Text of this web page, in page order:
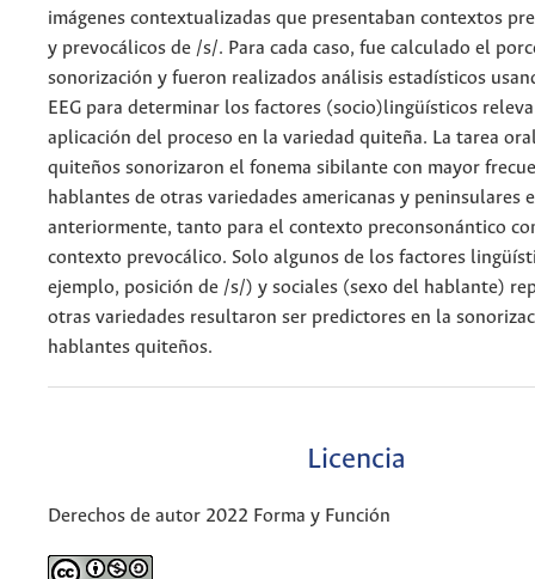
imágenes contextualizadas que presentaban contextos
y prevocálicos de /s/. Para cada caso, fue calculado el
sonorización y fueron realizados análisis estadísticos
EEG para determinar los factores (socio)lingüísticos
aplicación del proceso en la variedad quiteña. La tarea
quiteños sonorizaron el fonema sibilante con mayor
hablantes de otras variedades americanas y peninsulares
anteriormente, tanto para el contexto preconsonántico
contexto prevocálico. Solo algunos de los factores
ejemplo, posición de /s/) y sociales (sexo del hablante)
otras variedades resultaron ser predictores en la
hablantes quiteños.
Licencia
Derechos de autor 2022 Forma y Función